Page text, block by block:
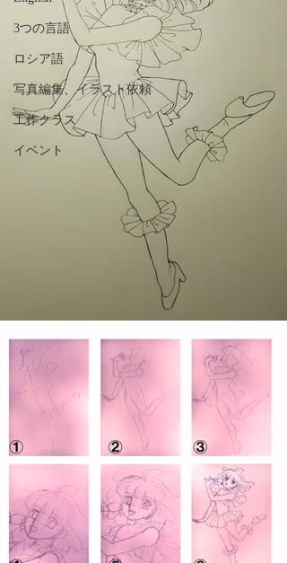
3つの言語
ロシア語
写真編集、イラスト依頼
工作クラス
イベント